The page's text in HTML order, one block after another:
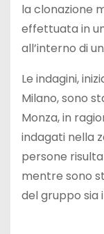
la clonazione
effettuata in
all’interno di
Le indagini,
Milano, sono
Monza, in
indagati nella
persone
mentre sono
del gruppo sia